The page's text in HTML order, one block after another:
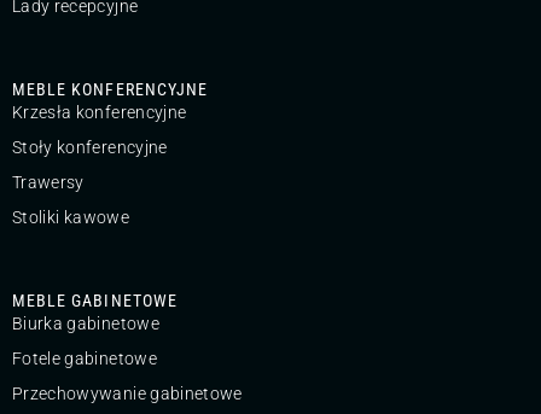
Lady recepcyjne
MEBLE KONFERENCYJNE
Krzesła konferencyjne
Stoły konferencyjne
Trawersy
Stoliki kawowe
MEBLE GABINETOWE
Biurka gabinetowe
Fotele gabinetowe
Przechowywanie gabinetowe